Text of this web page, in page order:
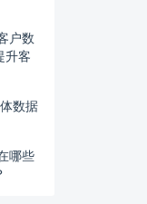
户数
升客
数据
哪些